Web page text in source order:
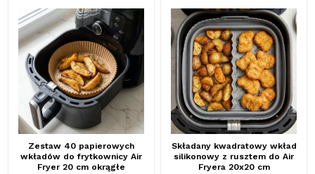
Zestaw 40 papierowych
wkładów do frytkownicy Air
Fryer 20 cm okrągłe
Składany kwadratowy wkład
silikonowy z rusztem do Air
Fryera 20x20 cm